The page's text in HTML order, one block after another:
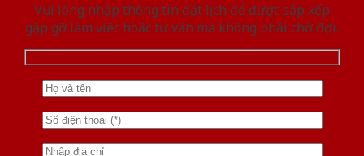
Vui lòng nhập thông tin đặt lịch để được sắp xếp
gặp gỡ làm việc hoăc tư vấn mà không phải chờ đợi.